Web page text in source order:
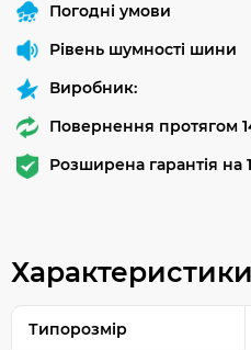
Погодні умови
Рівень шумності шини
Виробник:
Повернення протягом
Розширена гарантія на
Характеристики
Типорозмір